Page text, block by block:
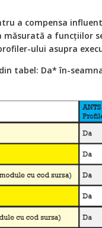
a compensa
măsurată a funcţiilor
ului asupra
tabel: Da* în-